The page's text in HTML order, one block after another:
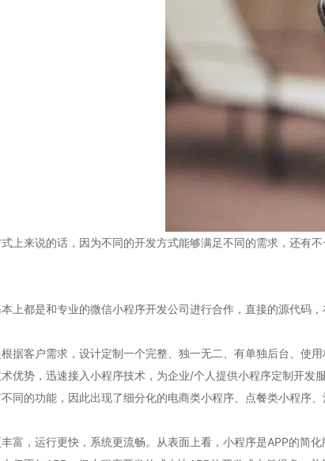
上来说的话，因为不同的开发方式能够满足不同的需求，还有
上都是和专业的微信小程序开发公司进行合作，直接的源代码
据客户需求，设计定制一个完整、独一无二、有单独后台、使
优势，迅速接入小程序技术，为企业/个人提供小程序定制开发服
同的功能，因此出现了细分化的电商类小程序、点餐类小程序
富，运行更快，系统更流畅。从表面上看，小程序是APP的简